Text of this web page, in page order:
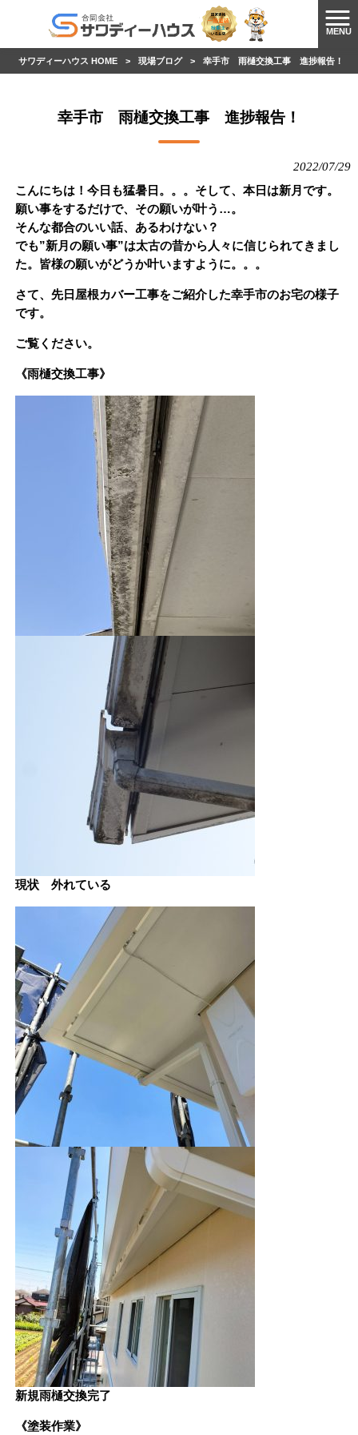
MENU
サワディーハウス HOME > 現場ブログ > 幸手市 雨樋交換工事 進捗報告！
幸手市 雨樋交換工事 進捗報告！
2022/07/29
こんにちは！今日も猛暑日。。。そして、本日は新月です。
願い事をするだけで、その願いが叶う…。
そんな都合のいい話、あるわけない？
でも”新月の願い事”は太古の昔から人々に信じられてきまし
た。皆様の願いがどうか叶いますように。。。
さて、先日屋根カバー工事をご紹介した幸手市のお宅の様子
です。
ご覧ください。
《雨樋交換工事》
現状 外れている
新規雨樋交換完了
《塗装作業》